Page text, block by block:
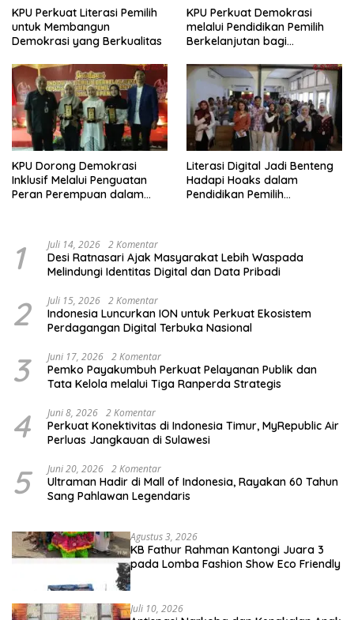
KPU Perkuat Literasi Pemilih
untuk Membangun
Demokrasi yang Berkualitas
KPU Perkuat Demokrasi
melalui Pendidikan Pemilih
Berkelanjutan bagi
dan Pemula
KPU Dorong Demokrasi
Inklusif Melalui Penguatan
Peran Perempuan dalam
Literasi Digital Jadi Benteng
Hadapi Hoaks dalam
Pendidikan Pemilih
1 Juli 14, 2026 2 Komentar
Desi Ratnasari Ajak Masyarakat Lebih Waspada
Melindungi Identitas Digital dan Data Pribadi
2 Juli 15, 2026 2 Komentar
Indonesia Luncurkan ION untuk Perkuat Ekosistem
Perdagangan Digital Terbuka Nasional
3 Juni 17, 2026 2 Komentar
Pemko Payakumbuh Perkuat Pelayanan Publik dan
Tata Kelola melalui Tiga Ranperda Strategis
4 Juni 8, 2026 2 Komentar
Perkuat Konektivitas di Indonesia Timur, MyRepublic Air
Perluas Jangkauan di Sulawesi
5 Juni 20, 2026 2 Komentar
Ultraman Hadir di Mall of Indonesia, Rayakan 60 Tahun
Sang Pahlawan Legendaris
Agustus 3, 2026
KB Fathur Rahman Kantongi Juara 3
pada Lomba Fashion Show Eco Friendly
Juli 10, 2026